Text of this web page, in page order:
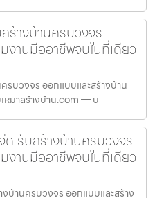
ร้างบ้านครบวงจร
งานมืออาชีพจบในที่เดียว
รบวงจร ออกแบบและสร้างบ้าน
หมาสร้างบ้าน.com — บ
ด รับสร้างบ้านครบวงจร
งานมืออาชีพจบในที่เดียว
บ้านครบวงจร ออกแบบและสร้าง